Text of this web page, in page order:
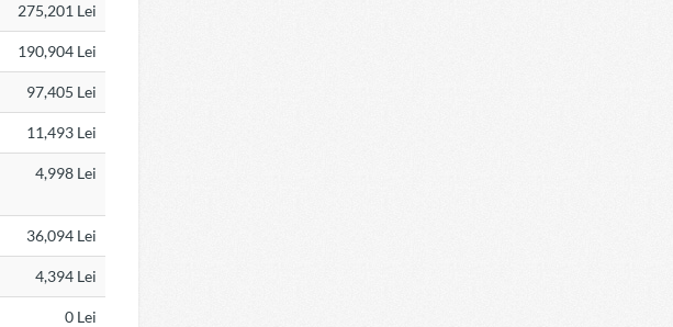
275,201 Lei
190,904 Lei
97,405 Lei
11,493 Lei
4,998 Lei
36,094 Lei
4,394 Lei
0 Lei